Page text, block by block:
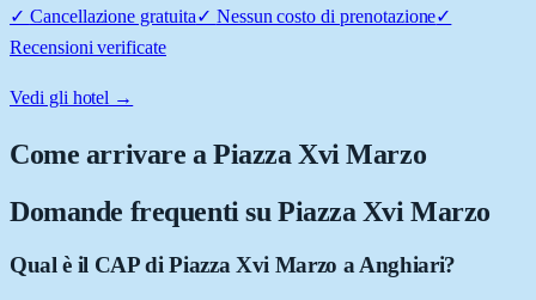
✓ Cancellazione gratuita✓ Nessun costo di prenotazione✓
Recensioni verificate
Vedi gli hotel →
Come arrivare aPiazza Xvi Marzo
Domande frequenti su Piazza Xvi Marzo
Qual è il CAP di Piazza Xvi Marzo a Anghiari?